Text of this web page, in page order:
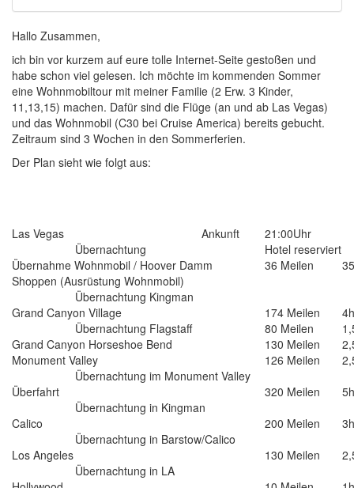
Hallo Zusammen,
ich bin vor kurzem auf eure tolle Internet-Seite gestoßen und
habe schon viel gelesen. Ich möchte im kommenden Sommer
eine Wohnmobiltour mit meiner Familie (2 Erw. 3 Kinder,
11,13,15) machen. Dafür sind die Flüge (an und ab Las Vegas)
und das Wohnmobil (C30 bei Cruise America) bereits gebucht.
Zeitraum sind 3 Wochen in den Sommerferien.
Der Plan sieht wie folgt aus:
Las Vegas Ankunft
21:00Uhr
Übernachtung
Hotel reserviert
Übernahme Wohnmobil / Hoover Damm
36 Meilen
Shoppen (Ausrüstung Wohnmobil)
Übernachtung Kingman
Grand Canyon Village
174 Meilen
4h
Übernachtung Flagstaff
80 Meilen
Grand Canyon Horseshoe Bend
130 Meilen
Monument Valley
126 Meilen
Übernachtung im Monument Valley
Überfahrt
320 Meilen
5h
Übernachtung in Kingman
Calico
200 Meilen
3h
Übernachtung in Barstow/Calico
Los Angeles
130 Meilen
Übernachtung in LA